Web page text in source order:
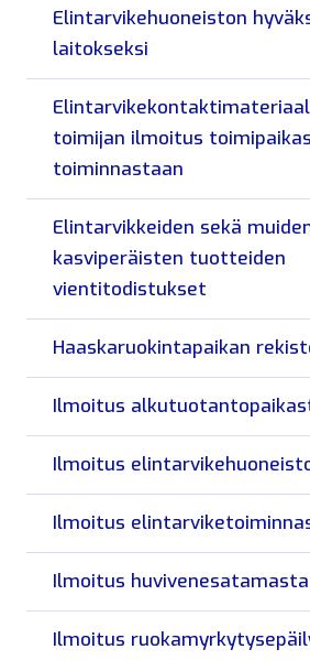
Elintarvikehuoneiston
laitokseksi
toimijan ilmoitus
toiminnastaan
Elintarvikkeiden sekä
kasviperäisten tuotteiden
vientitodistukset
Haaskaruokintapaikan
Ilmoitus
Ilmoitus
Ilmoitus
Ilmoitus huvivenesatamasta
Ilmoitus